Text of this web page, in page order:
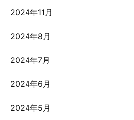
2024年11月
2024年8月
2024年7月
2024年6月
2024年5月